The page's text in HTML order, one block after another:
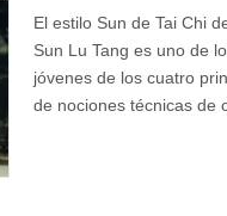
El estilo Sun de Tai Chi
Sun Lu Tang es uno de
jóvenes de los cuatro
de nociones técnicas de